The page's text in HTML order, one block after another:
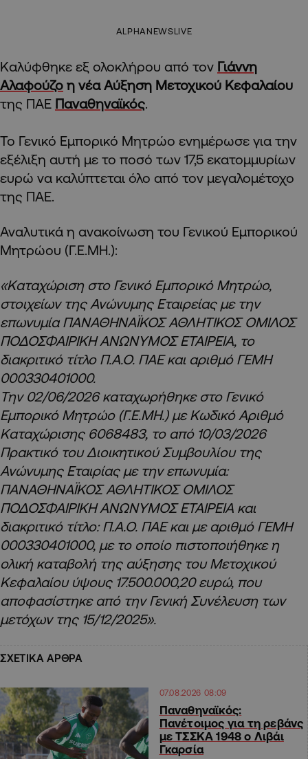
ALPHANEWSLIVE
Καλύφθηκε εξ ολοκλήρου από τον Γιάννη
Αλαφούζο η νέα Αύξηση Μετοχικού Κεφαλαίου
της ΠΑΕ Παναθηναϊκός.
Το Γενικό Εμπορικό Μητρώο ενημέρωσε για την
εξέλιξη αυτή με το ποσό των 17,5 εκατομμυρίων
ευρώ να καλύπτεται όλο από τον μεγαλομέτοχο
της ΠΑΕ.
Αναλυτικά η ανακοίνωση του Γενικού Εμπορικού
Μητρώου (Γ.Ε.ΜΗ.):
«Καταχώριση στο Γενικό Εμπορικό Μητρώο,
στοιχείων της Ανώνυμης Εταιρείας με την
επωνυμία ΠΑΝΑΘΗΝΑΪΚΟΣ ΑΘΛΗΤΙΚΟΣ ΟΜΙΛΟΣ
ΠΟΔΟΣΦΑΙΡΙΚΗ ΑΝΩΝΥΜΟΣ ΕΤΑΙΡΕΙΑ, το
διακριτικό τίτλο Π.Α.Ο. ΠΑΕ και αριθμό ΓΕΜΗ
000330401000.
Την 02/06/2026 καταχωρήθηκε στο Γενικό
Εμπορικό Μητρώο (Γ.Ε.ΜΗ.) με Κωδικό Αριθμό
Καταχώρισης 6068483, το από 10/03/2026
Πρακτικό του Διοικητικού Συμβουλίου της
Ανώνυμης Εταιρίας με την επωνυμία:
ΠΑΝΑΘΗΝΑΪΚΟΣ ΑΘΛΗΤΙΚΟΣ ΟΜΙΛΟΣ
ΠΟΔΟΣΦΑΙΡΙΚΗ ΑΝΩΝΥΜΟΣ ΕΤΑΙΡΕΙΑ και
διακριτικό τίτλο: Π.Α.Ο. ΠΑΕ και με αριθμό ΓΕΜΗ
000330401000, με το οποίο πιστοποιήθηκε η
ολική καταβολή της αύξησης του Μετοχικού
Κεφαλαίου ύψους 17.500.000,20 ευρώ, που
αποφασίστηκε από την Γενική Συνέλευση των
μετόχων της 15/12/2025».
ΣΧΕΤΙΚΑ ΑΡΘΡΑ
07.08.2026 08:09
Παναθηναϊκός:
Πανέτοιμος για τη ρεβάνς
με ΤΣΣΚΑ 1948 ο Λιβάι
Γκαρσία